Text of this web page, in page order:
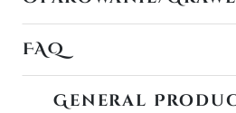
FAQ
General